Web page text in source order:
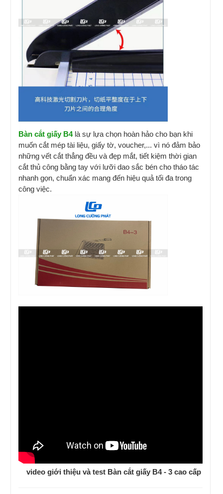
Bàn cắt giấy B4là sự lựa chọn hoàn hảo cho bạn khi
muốn cắt mép tài liệu, giấy tờ, voucher,... vì nó đảm bảo
những vết cắt thẳng đều và đẹp mắt, tiết kiệm thời gian
cắt thủ công bằng tay với lưỡi dao sắc bén cho tháo tác
nhanh gọn, chuẩn xác mang đến hiệu quả tối đa trong
công việc.
video giới thiệu và test Bàn cắt giấy B4 - 3 cao cấp